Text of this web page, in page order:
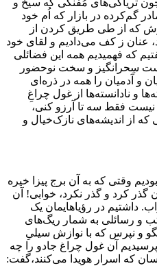
تریاکی‌‌های مُفَنگی که سیخ و
گم‌کرده در بازار که اُم خود
که از طی طریق کردن از
عنان ز کف می‌دادیم و لقای خود
که فهمیدیم همه این فضائلی
سِحرانگیز و سخت نوحضور
آدمیان را همه در ذره‌ای
و نادانسته‌ها از غول چراغِ
نیست فقط سه تا آرزو کنی،
که از اندیشه‌های نازک‌خیال و
وقتی که به آن برج پیزا خیره
گذر کرد و گذر نکرد، خوابی! آن
در رؤیاهایمان یک
کتب و رسائلی به شمار ریگ‌های
و نپرس که با نوازش سیلیِ
آن غول چراغ جادو را چه
که اسرار هویدا می‌کنند،گفت: